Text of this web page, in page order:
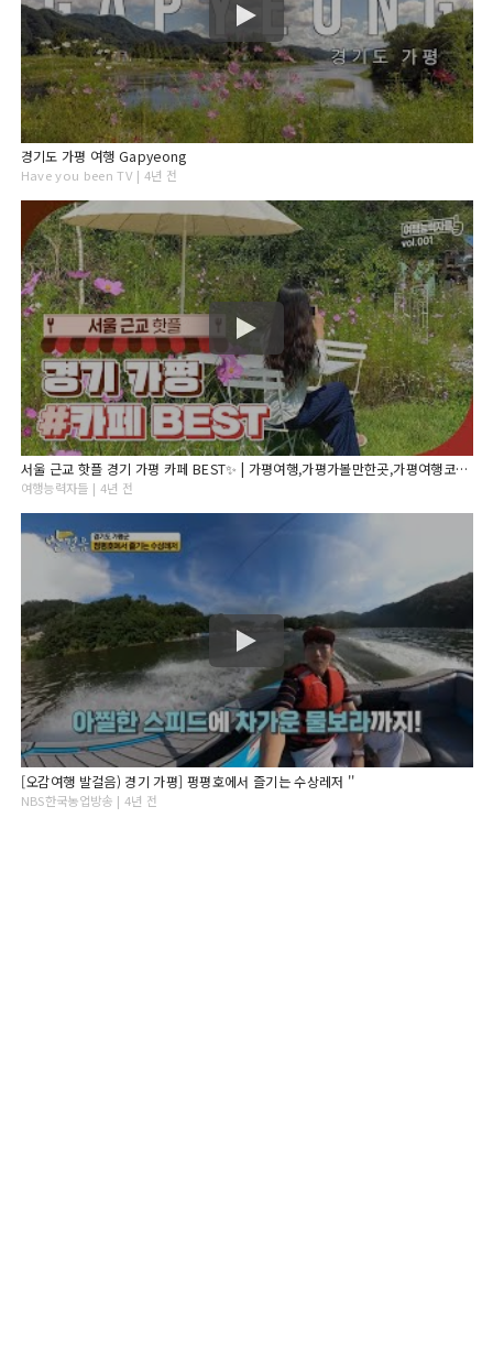
경기도 가평 여행 Gapyeong
Have you been TV | 4년 전
서울 근교 핫플 경기 가평 카페 BEST✨ | 가평여행,가평가볼만한곳,가평여행코스,경기도가볼만한곳, 서울근교가볼만한곳,가평카페,서울근교드라이브,서울근교카페,경기도카페,가평데이트
여행능력자들 | 4년 전
[오감여행 발걸음) 경기 가평] 펑평호에서 즐기는 수상레저 ''
NBS한국농업방송 | 4년 전